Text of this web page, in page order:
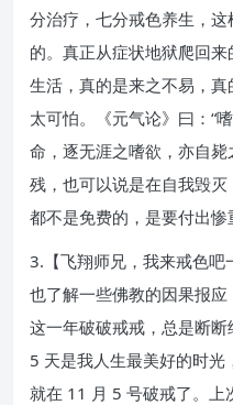
分治疗，七分戒色养生，
的。真正从症状地狱爬回
生活，真的是来之不易，
太可怕。《元气论》曰：“
命，逐无涯之嗜欲，亦自
残，也可以说是在自我毁
都不是免费的，是要付出惨
3.【飞翔师兄，我来戒色吧
也了解一些佛教的因果报应
这一年破破戒戒，总是断
5 天是我人生最美好的时光
就在 11 月 5 号破戒了。上